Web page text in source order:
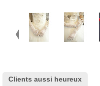
Clients aussi heureux